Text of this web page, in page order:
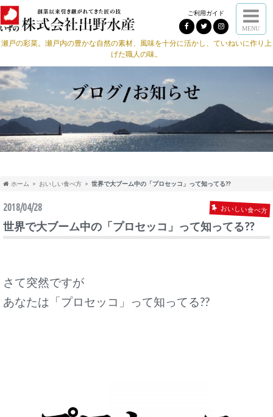
ご利用ガイド
MENU
瀬戸の彩菜。瀬戸内の豊かな自然の素材、風味を十分に活かし、ていねいに作り上
げた職人の味。
ホーム おいしい食べ方 世界で大ブーム中の「プロセッコ」って知ってる??
2018/04/28 おいしい食べ方
世界で大ブーム中の「プロセッコ」って知ってる??
さて突然ですが
あなたは「プロセッコ」って知ってる??